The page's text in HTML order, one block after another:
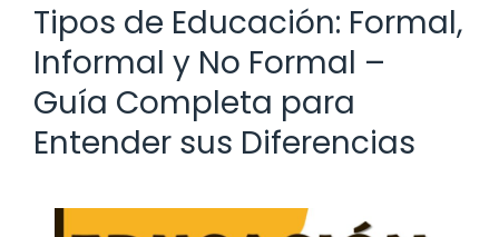
Tipos de Educación: Formal,
Informal y No Formal –
Guía Completa para
Entender sus Diferencias